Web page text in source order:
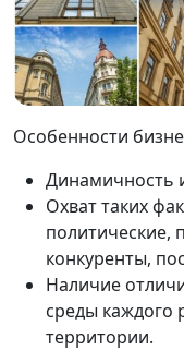
Особенности
Динамичность
Охват таких
политические,
конкуренты,
Наличие
среды каждого
территории.